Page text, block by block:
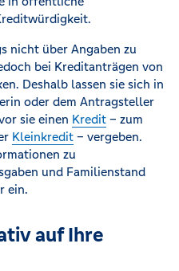
nicht über Angaben zu
bei Kreditanträgen von
Deshalb lassen sie sich in
oder dem Antragsteller
sie einen Kredit – zum
Kleinkredit – vergeben.
zu
und Familienstand
ein.
auf Ihre